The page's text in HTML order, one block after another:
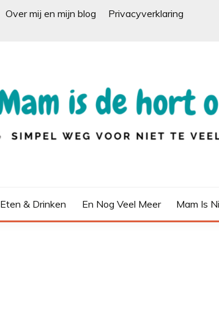
Over mij en mijn blog
Privacyverklaring
Eten & Drinken En Nog Veel Meer Mam Is